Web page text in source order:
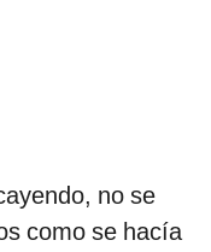
no se
como se hacía